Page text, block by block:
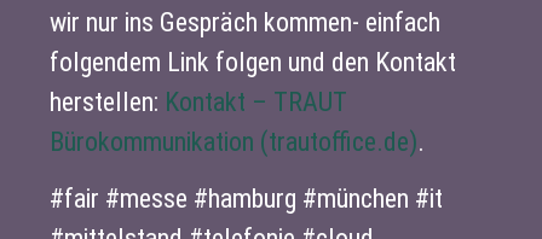
wir nur ins Gespräch kommen- einfach
folgendem Link folgen und den Kontakt
herstellen: Kontakt – TRAUT
Bürokommunikation (trautoffice.de).
#fair #messe #hamburg #münchen #it